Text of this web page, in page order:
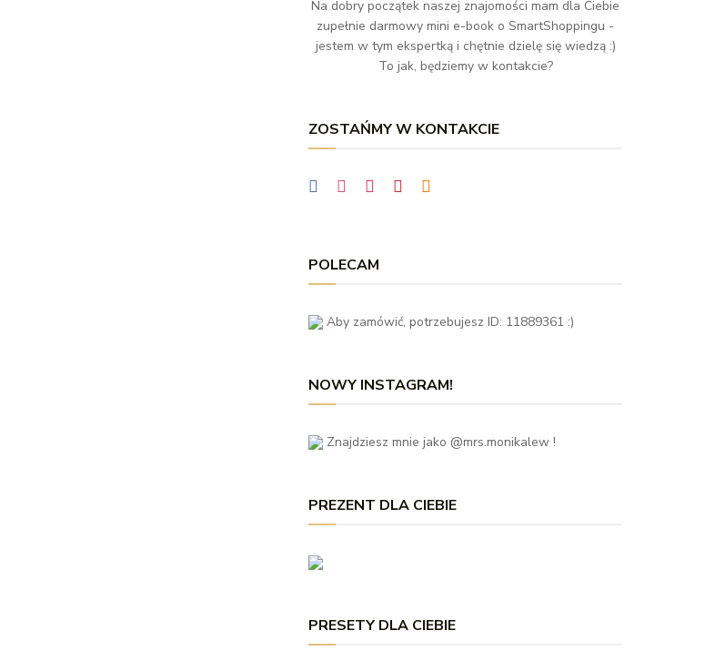
Na dobry początek naszej znajomości mam dla Ciebie
zupełnie darmowy mini e-book o SmartShoppingu -
jestem w tym ekspertką i chętnie dzielę się wiedzą :)
To jak, będziemy w kontakcie?
ZOSTAŃMY W KONTAKCIE
POLECAM
Aby zamówić, potrzebujesz ID: 11889361 :)
NOWY INSTAGRAM!
Znajdziesz mnie jako @mrs.monikalew !
PREZENT DLA CIEBIE
PRESETY DLA CIEBIE